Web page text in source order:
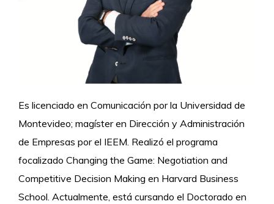
Es licenciado en Comunicación por la Universidad de
Montevideo; magíster en Dirección y Administración
de Empresas por el IEEM. Realizó el programa
focalizado Changing the Game: Negotiation and
Competitive Decision Making en Harvard Business
School. Actualmente, está cursando el Doctorado en